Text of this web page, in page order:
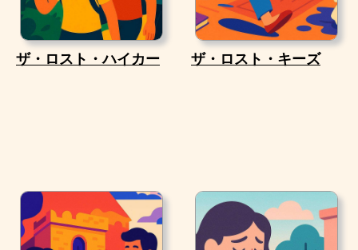
ザ・ロスト・ハイカー ザ・ロスト・キーズ